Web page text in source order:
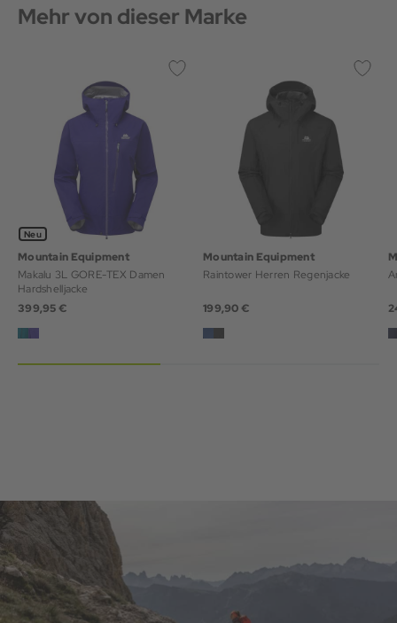
Mehr von dieser Marke
Neu
Mountain Equipment
Makalu 3L GORE-TEX Damen
Hardshelljacke
399,95 €
Mountain Equipment
Raintower Herren Regenjacke
199,90 €